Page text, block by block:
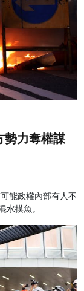
勢力奪權謀
能政權內部有人不
水摸魚。